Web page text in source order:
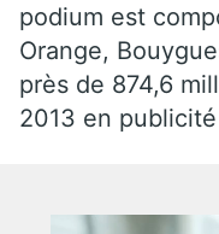
podium est
Orange,
près de 874,6
2013 en